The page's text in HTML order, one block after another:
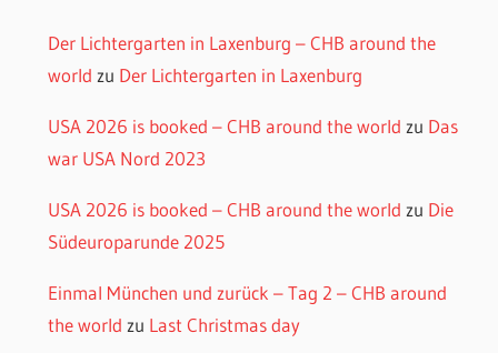
Der Lichtergarten in Laxenburg – CHB around the
world zu Der Lichtergarten in Laxenburg
USA 2026 is booked – CHB around the world zu Das
war USA Nord 2023
USA 2026 is booked – CHB around the world zu Die
Südeuroparunde 2025
Einmal München und zurück – Tag 2 – CHB around
the world zu Last Christmas day